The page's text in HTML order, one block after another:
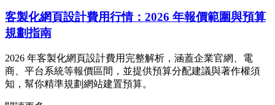
客製化網頁設計費用行情：2026 年報價範圍與預算
規劃指南
2026 年客製化網頁設計費用完整解析，涵蓋企業官網、電
商、平台系統等報價區間，並提供預算分配建議與著作權須
知，幫你精準規劃網站建置預算。